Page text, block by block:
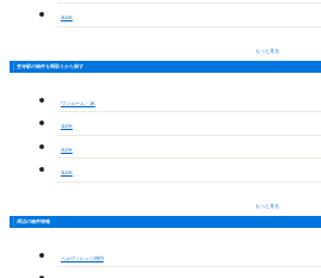
3LDK
もっと見る
笠寺駅の物件を間取りから探す
ワンルーム・1K
1LDK
2LDK
3LDK
もっと見る
周辺の物件情報
ベルヴィレッジ明円